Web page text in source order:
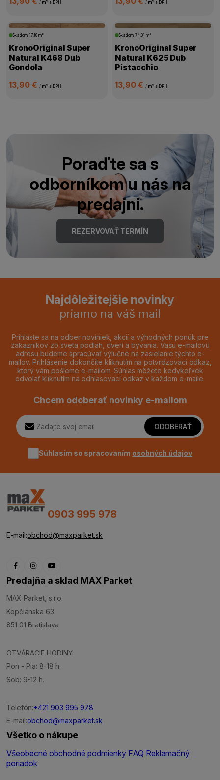
/ m² s DPH / m² s DPH
Skladom17.18 m²
KronoOriginal Super
Natural K468 Dub
Gondola
13,90 €/ m² s DPH
Skladom 74.31 m²
KronoOriginal Super
Natural K625 Dub
Pistacchio
13,90 € / m² s DPH
Poraďte sa s
odborníkom u nás na
predajni.
REZERVOVAŤ TERMÍN
Najdôležitejšie novinky
priamo na váš mail
Prihláste sa na odber noviniek, akcií a výhodných ponúk pre
zákazníkov zo sveta podláh, dverí a bývania. Vašu e-mailovú
adresu budeme spracúvať výlučne na zasielanie týchto e-
mailov. Prihlásenie dokončíte kliknutím na potvrdzovací odkaz,
ktorý vám pošleme e-mailom. Súhlas môžete kedykoľvek
odvolať kliknutím na odhlasovací odkaz v každom e-maile.
Chcem odoberať novinky e-mailom
ODOBERAŤ
Súhlasím so spracovaním osobných údajov
0903 995 978
E-mail:obchod@maxparket.sk
Predajňa a sklad MAX Parket
MAX Parket, s.r.o.
Kopčianska 63
851 01 Bratislava
OTVÁRACIE HODINY:
Pon - Pia: 8-18 h.
Sob: 9-12 h.
Telefón:+421 903 995 978
E-mail:obchod@maxparket.sk
Všetko o nákupe
Všeobecné obchodné podmienky FAQ Reklamačný
poriadok